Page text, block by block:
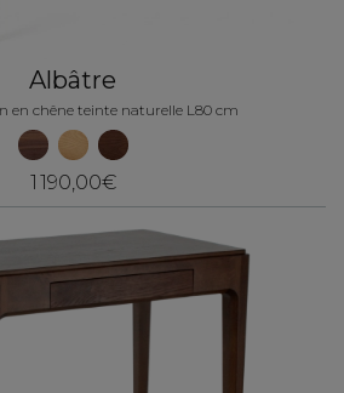
Albâtre
en chêne teinte naturelle L80 cm
1 190,00€